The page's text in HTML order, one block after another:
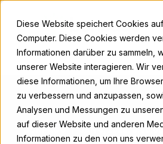
Diese Website speichert Cookies
Computer. Diese Cookies werden
Informationen darüber zu sammeln,
unserer Website interagieren. Wir
diese Informationen, um Ihre
zu verbessern und anzupassen,
Analysen und Messungen zu
auf dieser Website und anderen
Informationen zu den von uns
BONPAGO JAN 6, 2026,